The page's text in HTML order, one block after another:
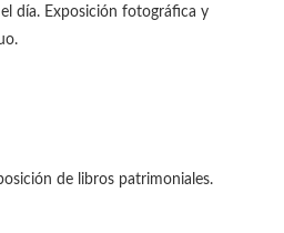
día. Exposición fotográfica y
de libros patrimoniales.